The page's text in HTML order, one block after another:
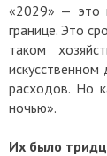
«2029» — это
границе. Это
таком
искусственном
расходов. Но
ночью».
Их было